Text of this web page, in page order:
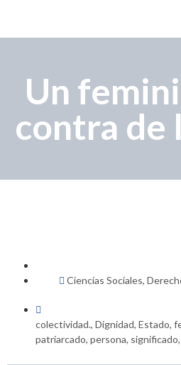
Un
contra de
Ciencias Sociales,
colectividad., Dignidad, Estado,
patriarcado, persona, significado,